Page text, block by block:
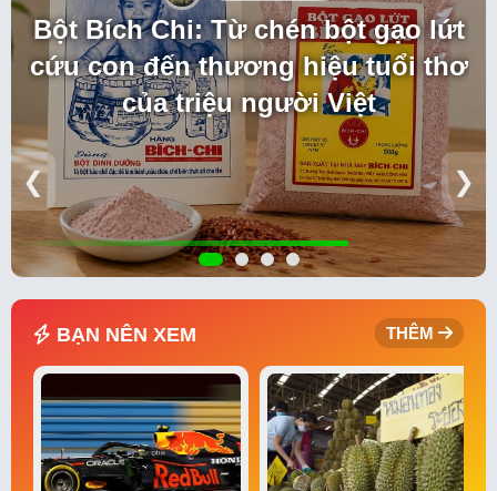
Bột Bích Chi: Từ chén bột gạo lứt
cứu con đến thương hiệu tuổi thơ
của triệu người Việt
❮ ❯
BẠN NÊN XEM THÊM